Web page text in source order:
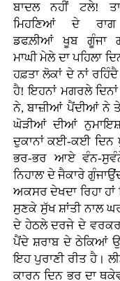
ਬਾਦਲ ਨਹੀਂ ਟਲੇ!
ਮਿਹਣਿਆਂ ਦੇ
ਡਫਲ਼ੀਆਂ ਖੂਬ ਗੂੰਜਾ
ਮਾਘੀ ਮੇਲੇ ਦਾ ਪਹਿਲਾ
ਹਫ਼ਤਾ ਲੋਕਾਂ ਦੇ ਨਾਂ
ਹੈ! ਇਹਨਾਂ ਮਗਰਲੇ
ਨੇ, ਬਾਜ਼ੀਆਂ ਪੈਂਦੀਆਂ ਨੇ
ਘੋੜੀਆਂ ਦੀਆਂ
ਦੁਕਾਨਾਂ ਕਈ-ਕਈ ਦਿਨ
ਭਰ-ਭਰ ਆਏ ਵੰਨ-
ਨਿਹਾਲ' ਦੇ ਜੈਕਾਰੇ
ਅਕਸਰ ਦੇਖਦਾ ਰਿਹਾ
ਸੁਣਕੇ ਸੁੱਖ ਸ਼ਾਂਤੀ ਨਾਲ
ਦੇ ਹੇਠਲੇ ਦਰਜੇ ਦੇ
ਪੈਂਦੇ ਸ਼ਰਾਬ ਦੇ ਠੇਕਿਆਂ
ਇਹ ਪੁਰਾਣੀ ਰੀਤ ਹੈ।
ਕਾਰਨ ਦਿਨ ਭਰ ਦਾ